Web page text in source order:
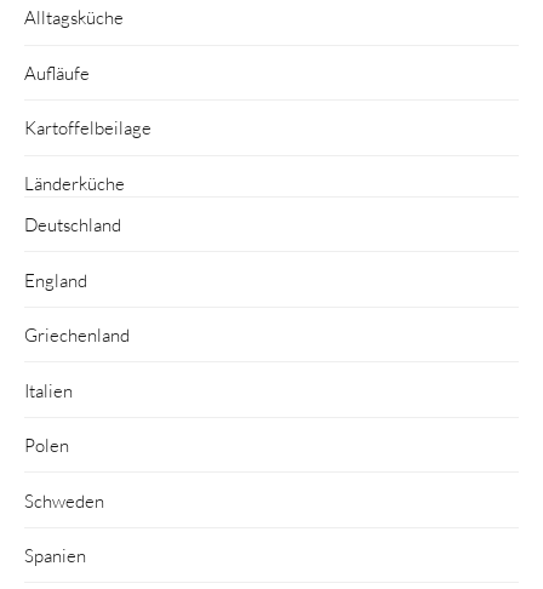
Alltagsküche
Aufläufe
Kartoffelbeilage
Länderküche
Deutschland
England
Griechenland
Italien
Polen
Schweden
Spanien